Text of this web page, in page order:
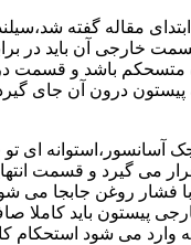
مقاله گفته
خارجی آن باید در
متسحکم باشد و قسمت
پیستون درون آن جای
آسانسور،استوانه ای تو
می گیرد و قسمت
فشار روغن جابجا می
پیستون باید کاملا
وارد می شود استحکام